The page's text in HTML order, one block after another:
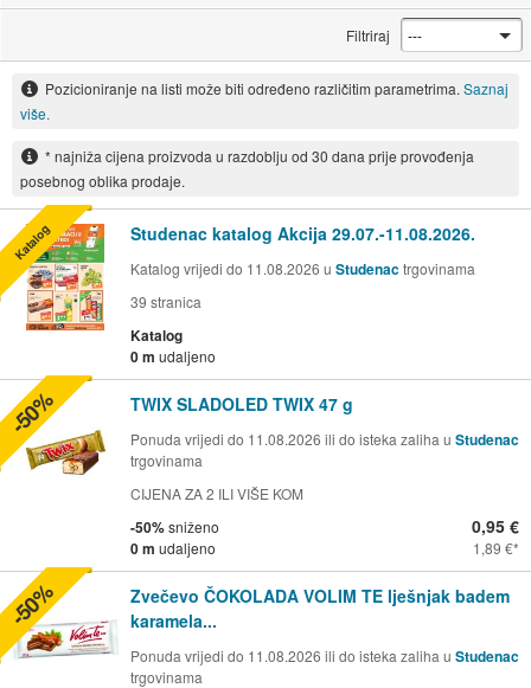
Filtriraj
Pozicioniranje na listi može biti određeno različitim parametrima. Saznaj
više.
* najniža cijena proizvoda u razdoblju od 30 dana prije provođenja
posebnog oblika prodaje.
Studenac katalog Akcija 29.07.-11.08.2026.
Katalog vrijedi do 11.08.2026 u Studenactrgovinama
39 stranica
Katalog
0 m udaljeno
Katalog
TWIX SLADOLED TWIX 47 g
Ponuda vrijedi do 11.08.2026 ili do isteka zaliha u Studenac
trgovinama
CIJENA ZA 2 ILI VIŠE KOM
-50%sniženo
0 m udaljeno
0,95 €
1,89 €
-50%
Zvečevo ČOKOLADA VOLIM TE lješnjak badem
karamela...
Ponuda vrijedi do 11.08.2026 ili do isteka zaliha u Studenac
trgovinama
-50%